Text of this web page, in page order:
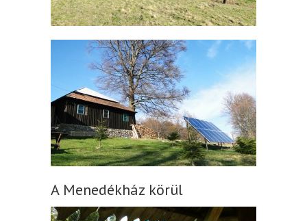
A Menedékház körül